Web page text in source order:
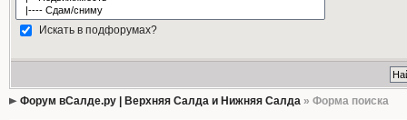
Искать в подфорумах?
Форум вСалде.ру | Верхняя Салда и Нижняя Салда» Форма поиска